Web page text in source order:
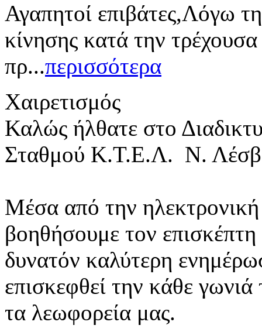
Αγαπητοί επιβάτες,Λόγω
κίνησης κατά την
πρ...περισσότερα
Χαιρετισμός
Καλώς ήλθατε στο
Σταθμού Κ.Τ.Ε.Λ. Ν.
Μέσα από την ηλεκτρονική
βοηθήσουμε τον
δυνατόν καλύτερη
επισκεφθεί την κάθε
τα λεωφορεία μας.